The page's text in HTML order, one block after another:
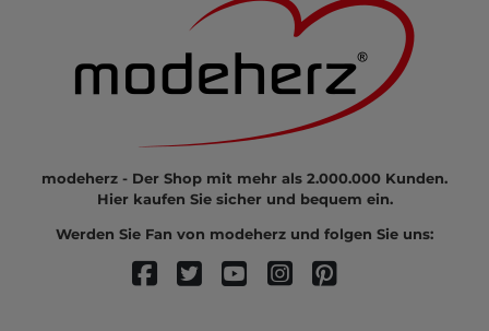
modeherz - Der Shop mit mehr als 2.000.000 Kunden.
Hier kaufen Sie sicher und bequem ein.
Werden Sie Fan von modeherz und folgen Sie uns: